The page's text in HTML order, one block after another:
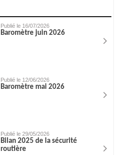
Publié le 16/07/2026
Baromètre juin 2026
Publié le 12/06/2026
Baromètre mai 2026
Publié le 29/05/2026
Bilan 2025 de la sécurité
routière